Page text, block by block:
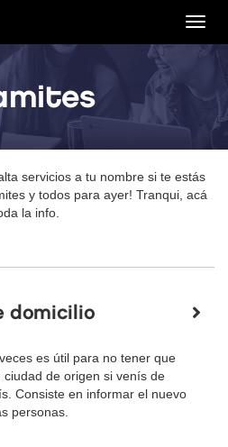
servicios a tu nombre si te estás
y todos para ayer! Tranqui, acá
la info.
domicilio
es útil para no tener que
de origen si venís de
Consiste en informar el nuevo
personas.